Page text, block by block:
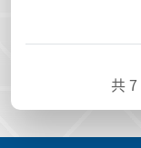
共7